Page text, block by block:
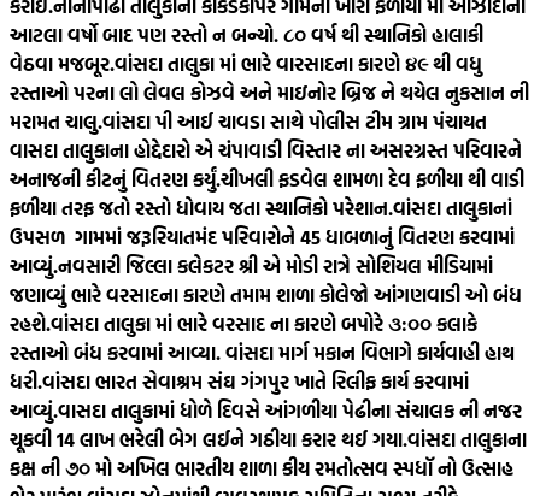
કરાઈ.નાનાપોંઢા તાલુકાના કાકડકોપર ગામના ખોરી ફળીયા માં આઝાદીના
આટલા વર્ષો બાદ પણ રસ્તો ન બન્યો. ૮૦‌ વર્ષ થી સ્થાનિકો હાલાકી
વેઠવા મજબૂર.વાંસદા તાલુકા માં ભારે વારસાદના કારણે ૪૯ થી વધુ
રસ્તાઓ પરના લો લેવલ કોઝવે અને માઇનોર બ્રિજ ને થયેલ નુકસાન ની
મરામત ચાલુ.વાંસદા પી આઈ ચાવડા સાથે પોલીસ ટીમ ગ્રામ પંચાયત
વાસદા તાલુકાના હોદ્દેદારો એ ચંપાવાડી વિસ્તાર ના અસરગ્રસ્ત પરિવારને
અનાજની કીટનું વિતરણ કર્યું.ચીખલી ફડવેલ શામળા દેવ ફળીયા થી વાડી
ફળીયા તરફ જતો રસ્તો ધોવાય જતા સ્થાનિકો પરેશાન.વાંસદા તાલુકાનાં
ઉપસળ ગામમાં જરૂરિયાતમંદ પરિવારોને 45 ધાબળાનું વિતરણ કરવામાં
આવ્યું.નવસારી જિલ્લા કલેકટર શ્રી એ મોડી રાત્રે સોશિયલ મીડિયામાં
જણાવ્યું ભારે વરસાદના કારણે તમામ શાળા કોલેજો આંગણવાડી ઓ બંધ
રહશે.વાંસદા તાલુકા માં ભારે વરસાદ ના કારણે બપોરે ૩:૦૦ કલાકે
રસ્તાઓ બંધ કરવામાં આવ્યા. વાંસદા માર્ગ મકાન વિભાગે કાર્યવાહી હાથ
ધરી.વાંસદા ભારત સેવાશ્રમ સંઘ ગંગપુર ખાતે રિલીફ કાર્ય કરવામાં
આવ્યું.વાસદા તાલુકામાં ધોળે દિવસે આંગળીયા પેઢીના સંચાલક ની નજર
ચૂકવી 14 લાખ ભરેલી બેગ લઈને ગઠીયા કરાર થઈ ગયા.વાંસદા તાલુકાના
કક્ષ ની ૭૦ મો અખિલ ભારતીય શાળા કીય રમતોત્સવ સ્પધૉ નો ઉત્સાહ